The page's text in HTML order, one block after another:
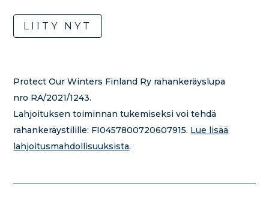
LIITY NYT
Protect Our Winters Finland Ry rahankeräyslupa
nro RA/2021/1243.
Lahjoituksen toiminnan tukemiseksi voi tehdä
rahankeräystilille: FI0457800720607915. Lue lisää
lahjoitusmahdollisuuksista.